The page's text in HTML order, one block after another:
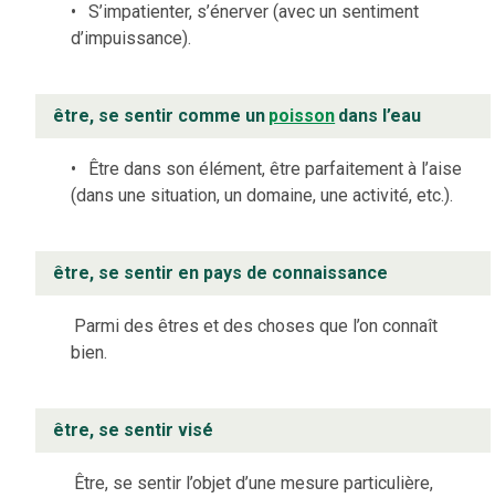
S’impatienter, s’énerver (avec un sentiment
d’impuissance).
être, se sentir comme un poisson dans l’eau
Être dans son élément, être parfaitement à l’aise
(dans une situation, un domaine, une activité, etc.).
être, se sentir en pays de connaissance
Parmi des êtres et des choses que l’on connaît
bien.
être, se sentir visé
Être, se sentir l’objet d’une mesure particulière,